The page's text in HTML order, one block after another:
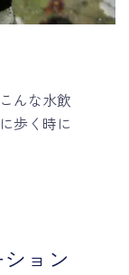
んな水飲
歩く時に
ョン